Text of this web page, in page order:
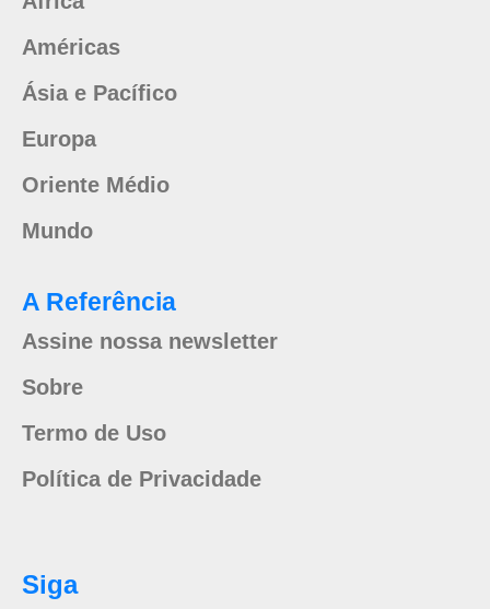
Américas
Ásia e Pacífico
Europa
Oriente Médio
Mundo
A Referência
Assine nossa newsletter
Sobre
Termo de Uso
Política de Privacidade
Siga